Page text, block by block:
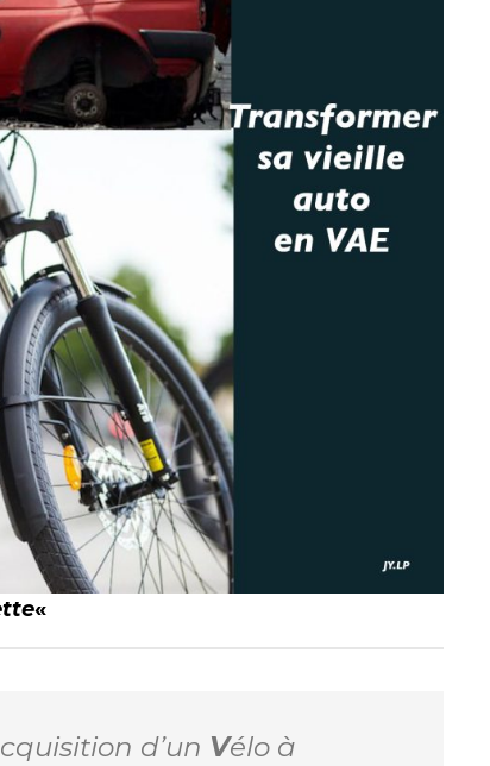
«
d’un Vélo à